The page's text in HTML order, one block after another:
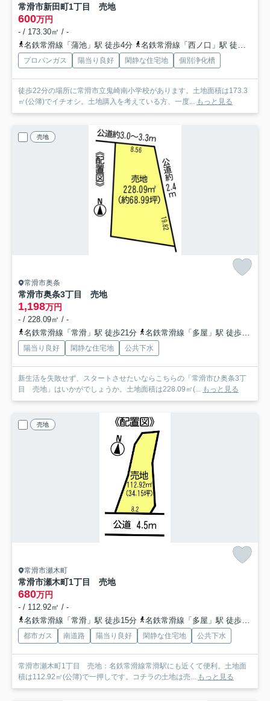
常滑市新田町1丁目 売地
600万円
- / 173.30㎡ / -
名鉄常滑線「蒲池」駅 徒歩4分
名鉄常滑線「西ノ口」駅 徒歩18分
プロパンガス 陽当り良好 閑静な住宅地 個別浄化槽
徒歩22分の場所に常滑市立鬼崎南小学校があります。土地面積は173.3
㎡(公簿)でイチオシ。土地購入を考えている方、一度... もっと見る
売地
常滑市奥条
常滑市奥条3丁目 売地
1,198万円
- / 228.09㎡ / -
名鉄常滑線「常滑」駅 徒歩21分
名鉄常滑線「多屋」駅 徒歩33分
陽当り良好 閑静な住宅地 公共下水
新生活を失敗せず、スタートさせたいならこちらの「常滑市ひ奥条3丁
目 売地」はいかがでしょうか。土地面積は228.09㎡(... もっと見る
売地
常滑市瀬木町
常滑市瀬木町1丁目 売地
680万円
- / 112.92㎡ / -
名鉄常滑線「常滑」駅 徒歩15分
名鉄常滑線「多屋」駅 徒歩27分
都市ガス 南道路 陽当り良好 閑静な住宅地 公共下水
常滑市瀬木町1丁目 売地：名鉄常滑線常滑駅にも近くて便利。土地面
積は112.92㎡(公簿)で一押しです。コチラの土地は売... もっと見る